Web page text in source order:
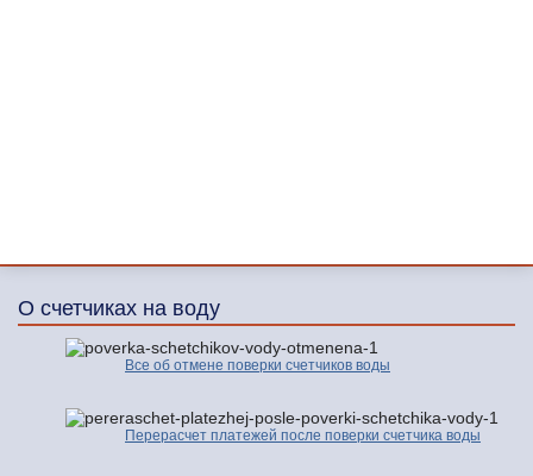
О счетчиках на воду
Все об отмене поверки счетчиков воды
Перерасчет платежей после поверки счетчика воды